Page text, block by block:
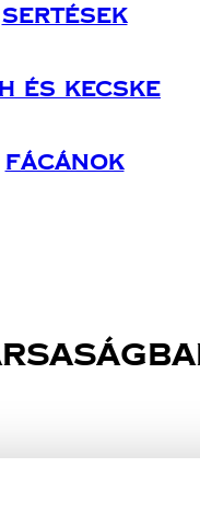
Sertések
És Kecske
Fácánok